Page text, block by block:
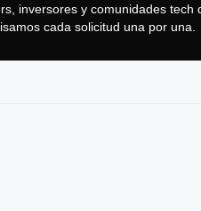
inversores y comunidades tech
cada solicitud una por una.